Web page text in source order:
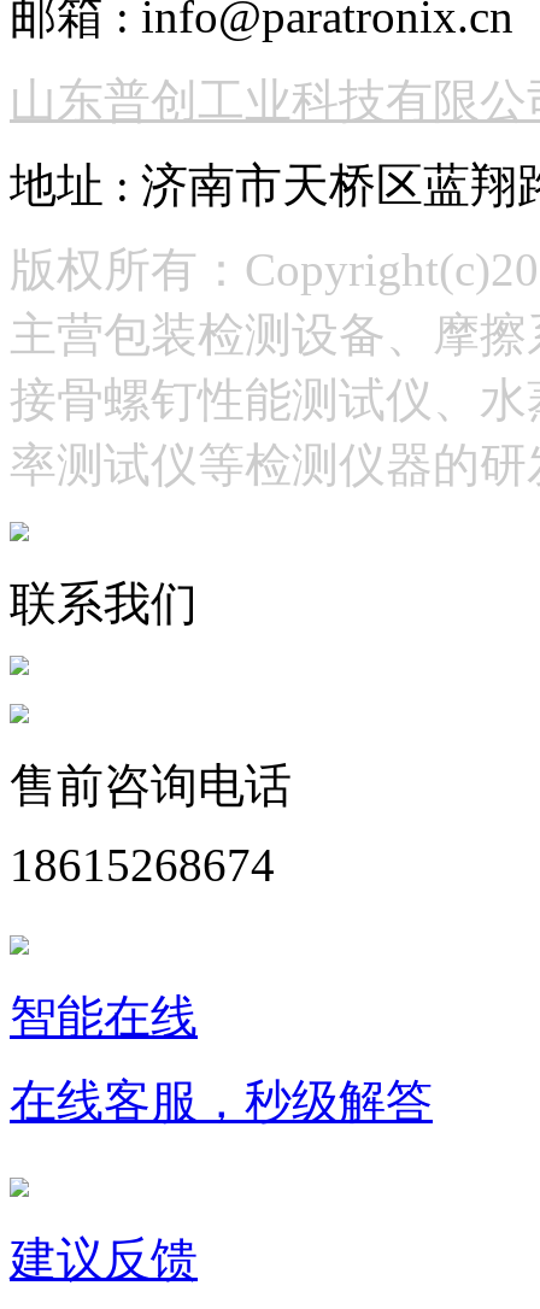
邮箱 : info@paratronix.cn
山东普创工业科技有限公
地址 : 济南市天桥区蓝翔
版权所有：
主营包装检测设备、摩
接骨螺钉性能测试仪、
率测试仪等检测仪器的
联系我们
售前咨询电话
18615268674
智能在线
在线客服，秒级解答
建议反馈